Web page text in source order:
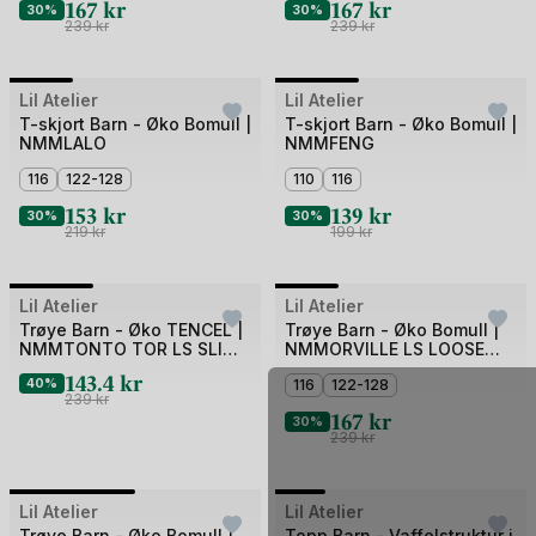
30% 167 kr
239kr
30% 167 kr
239kr
Outlet
Bilde
av
4
Lil Atelier
T-skjort Barn - Øko Bomull |
NMMLALO
116 122-128
30% 153 kr
219kr
Outlet
Bilde
av
Lil Atelier
T-skjort Barn - Øko Bomull |
NMMFENG
110 116
30% 139 kr
199kr
Outlet
Bilde
av
Lil Atelier
Trøye Barn - Øko TENCEL |
NMMTONTO TOR LS SLIM
40% 143.4kr
239kr
Outlet
Bilde
av
4
Lil Atelier
Trøye Barn - Øko Bomull |
NMMORVILLE LS LOOSE
TOP LIL
116 122-128
30% 167 kr
239kr
Outlet
Bilde
Lil Atelier
Outlet
Bilde
Lil Atelier